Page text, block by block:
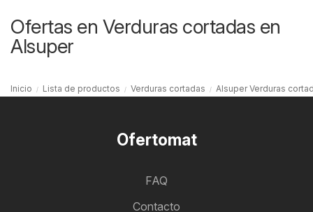
Ofertas en Verduras cortadas en
Alsuper
Inicio Lista de productos Verduras cortadas Alsuper Verduras
Ofertomat
FAQ
Contacto